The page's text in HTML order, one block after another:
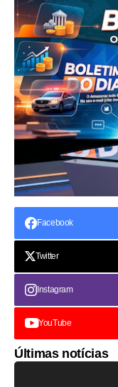
Facebook
Twitter
Instagram
YouTube
Últimas notícias